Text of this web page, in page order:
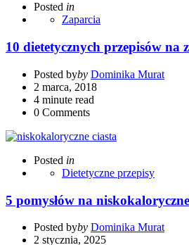
Posted in
Zaparcia
10 dietetycznych przepisów na
Posted byby Dominika Murat
2 marca, 2018
4 minute read
0 Comments
Posted in
Dietetyczne przepisy
5 pomysłów na
Posted byby Dominika Murat
2 stycznia, 2025